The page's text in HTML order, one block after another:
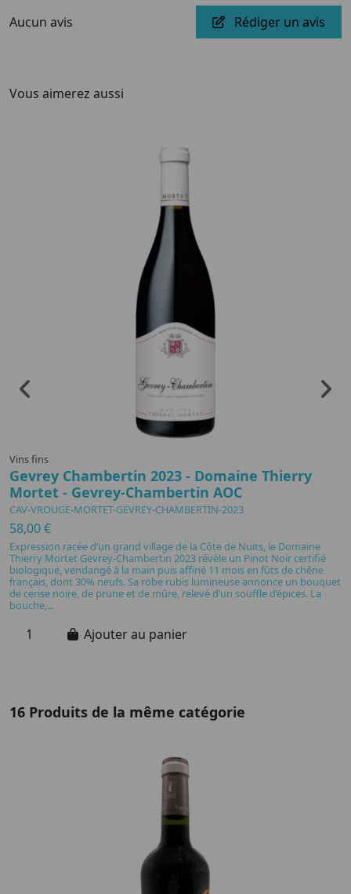
Aucun avis Rédiger un avis
Vous aimerez aussi
Vins fins
Gevrey Chambertin 2023 - Domaine Thierry
Mortet - Gevrey-Chambertin AOC
CAV-VROUGE-MORTET-GEVREY-CHAMBERTIN-2023
58,00 €
Expression racée d’un grand village de la Côte de Nuits, le Domaine
Thierry Mortet Gevrey-Chambertin 2023 révèle un Pinot Noir certifié
biologique, vendangé à la main puis affiné 11 mois en fûts de chêne
français, dont 30% neufs. Sa robe rubis lumineuse annonce un bouquet
de cerise noire, de prune et de mûre, relevé d’un souffle d’épices. La
bouche,...
Ajouter au panier
16 Produits de la même catégorie